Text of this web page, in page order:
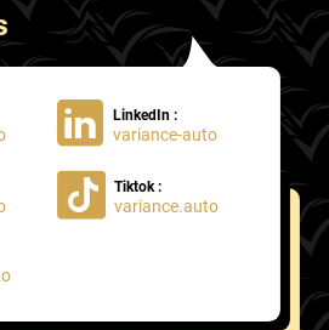
LinkedIn :
variance-auto
Tiktok :
variance.auto